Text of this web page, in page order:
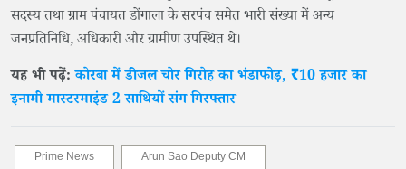
सदस्य तथा ग्राम पंचायत डोंगाला के सरपंच समेत भारी संख्या में अन्य
जनप्रतिनिधि, अधिकारी और ग्रामीण उपस्थित थे।
यह भी पढ़ें:कोरबा में डीजल चोर गिरोह का भंडाफोड़, ₹10 हजार का
इनामी मास्टरमाइंड 2 साथियों संग गिरफ्तार
Prime News
Arun Sao Deputy CM